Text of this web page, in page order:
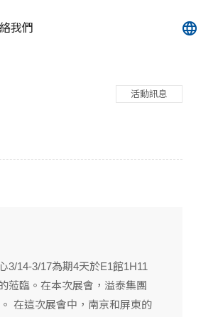
我們
活動訊息
3/14-3/17為期4天於E1館1H11
蒞臨。在本次展會，溢泰集團
在這次展會中，南京和屏東的